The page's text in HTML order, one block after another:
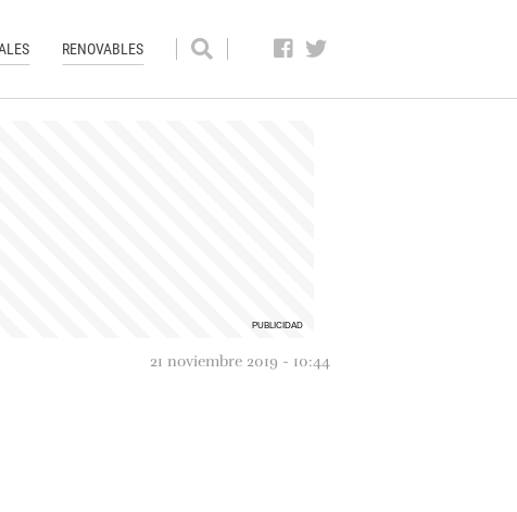
RENOVABLES
21 noviembre 2019 - 10:44